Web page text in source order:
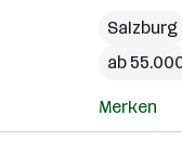
Salzburg
ab
Merken